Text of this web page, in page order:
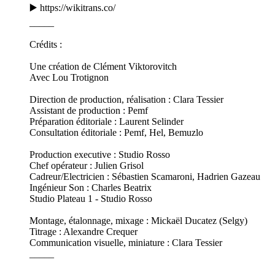
▶️ https://wikitrans.co/
Crédits :
Une création de Clément Viktorovitch
Avec Lou Trotignon
Direction de production, réalisation : Clara Tessier
Assistant de production : Pemf
Préparation éditoriale : Laurent Selinder
Consultation éditoriale : Pemf, Hel, Bemuzlo
Production executive : Studio Rosso
Chef opérateur : Julien Grisol
Cadreur/Electricien : Sébastien Scamaroni, Hadrien Gazeau
Ingénieur Son : Charles Beatrix
Studio Plateau 1 - Studio Rosso
Montage, étalonnage, mixage : Mickaël Ducatez (Selgy)
Titrage : Alexandre Crequer
Communication visuelle, miniature : Clara Tessier